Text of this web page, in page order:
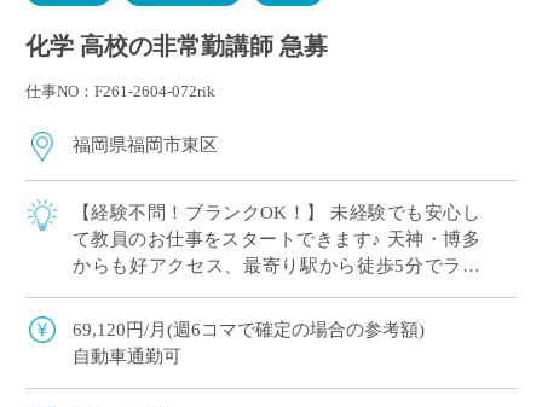
化学 高校の非常勤講師 急募
仕事NO：F261-2604-072rik
福岡県福岡市東区
【経験不問！ブランクOK！】 未経験でも安心し
て教員のお仕事をスタートできます♪ 天神・博多
からも好アクセス、最寄り駅から徒歩5分でラク
ーツも盛んで元気な学校です！ 週6コマ […]
69,120円/月(週6コマで確定の場合の参考額)
自動車通勤可